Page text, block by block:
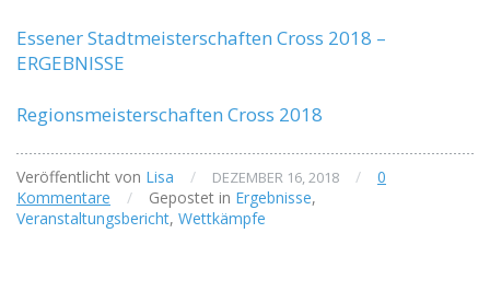
Essener Stadtmeisterschaften Cross 2018 –
ERGEBNISSE
Regionsmeisterschaften Cross 2018
Veröffentlicht von Lisa / DEZEMBER 16, 2018 /
0
Kommentare
/ Gepostet in Ergebnisse,
Veranstaltungsbericht, Wettkämpfe